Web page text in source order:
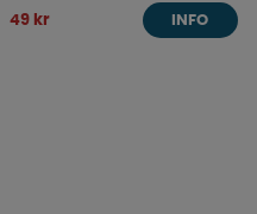
49 kr INFO